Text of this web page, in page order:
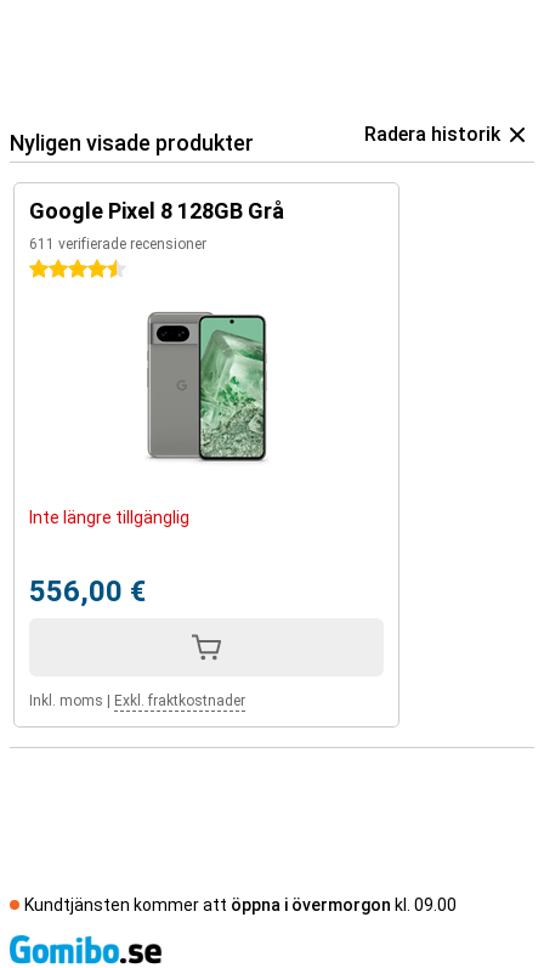
Nyligen visade produkter Radera historik
Google Pixel 8 128GB Grå
611 verifierade recensioner
4.5 stjärnor
Inte längre tillgänglig
556,00 €
Inkl. moms Exkl. fraktkostnader
Kundtjänsten kommer att öppna i övermorgon kl. 09.00